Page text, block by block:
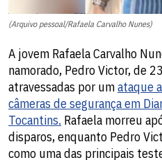
(Arquivo pessoal/Rafaela Carvalho Nunes)
A jovem Rafaela Carvalho
namorado, Pedro Victor, de
atravessadas por umataque
câmeras de segurança em
Tocantins. Rafaela morreu
disparos, enquanto Pedro
como uma das principais